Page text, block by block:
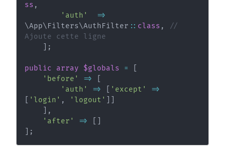
ss ,
'auth'
=>
\App\ Filters\AuthFilter :: class ,
//
Ajoute cette ligne
;
public array $globals =
'before'
=>
'auth'
=> 'except'
=>
'login' , 'logout'
,
'after'
=>
;